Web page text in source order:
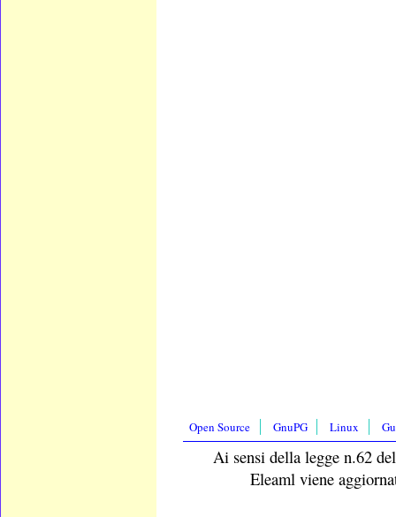
Open Source GnuPG Linux
Ai sensi della legge n.62
Eleaml viene